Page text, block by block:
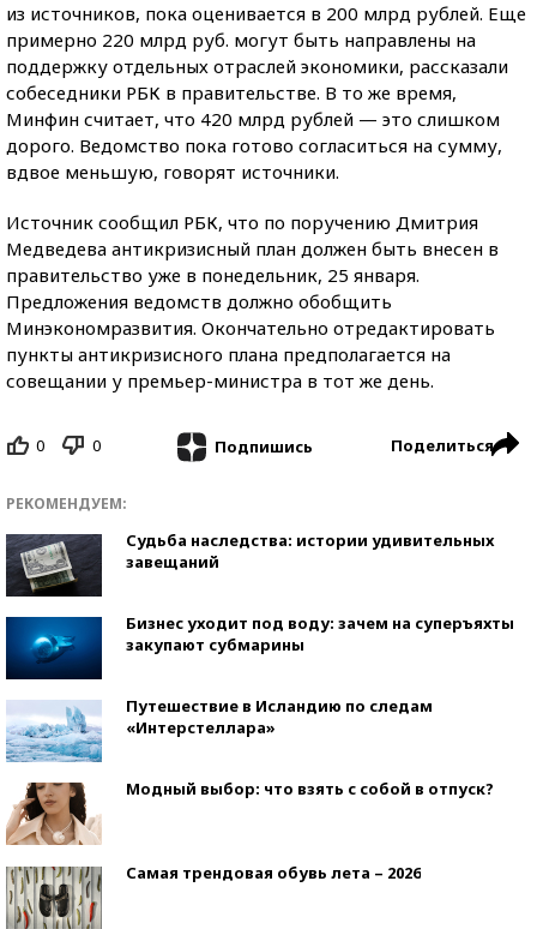
из источников, пока оценивается в 200 млрд рублей. Еще
примерно 220 млрд руб. могут быть направлены на
поддержку отдельных отраслей экономики, рассказали
собеседники РБК в правительстве. В то же время,
Минфин считает, что 420 млрд рублей — это слишком
дорого. Ведомство пока готово согласиться на сумму,
вдвое меньшую, говорят источники.
Источник сообщил РБК, что по поручению Дмитрия
Медведева антикризисный план должен быть внесен в
правительство уже в понедельник, 25 января.
Предложения ведомств должно обобщить
Минэкономразвития. Окончательно отредактировать
пункты антикризисного плана предполагается на
совещании у премьер-министра в тот же день.
0 0 Подпишись Поделиться
РЕКОМЕНДУЕМ:
Судьба наследства: истории удивительных
завещаний
Бизнес уходит под воду: зачем на суперъяхты
закупают субмарины
Путешествие в Исландию по следам
«Интерстеллара»
Модный выбор: что взять с собой в отпуск?
Самая трендовая обувь лета – 2026